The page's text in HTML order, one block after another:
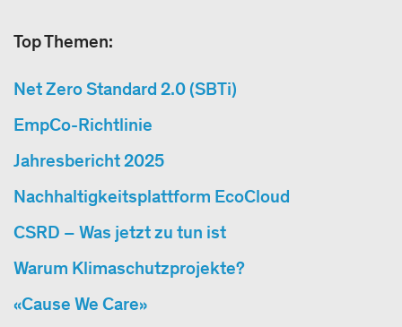
Top Themen:
Net Zero Standard 2.0 (SBTi)
EmpCo-Richtlinie
Jahresbericht 2025
Nachhaltigkeitsplattform EcoCloud
CSRD – Was jetzt zu tun ist
Warum Klimaschutzprojekte?
«Cause We Care»